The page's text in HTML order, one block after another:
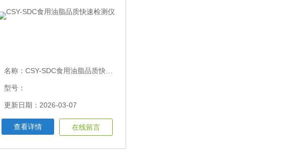
名称： CSY-SDC食用油脂品质快速检测仪
型号：
更新日期：2026-03-07
查看详情 在线留言